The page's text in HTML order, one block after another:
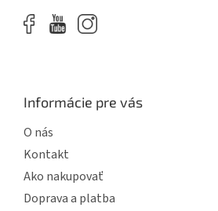
Informácie pre vás
O nás
Kontakt
Ako nakupovať
Doprava a platba